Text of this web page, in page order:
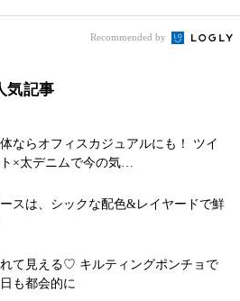
Recommended by
気記事
ならオフィスカジュアルにも！ ツイ
×太デニムで今の気…
スは、シックな配色&レイヤードで鮮
て見える♡ キルティングポンチョで
も都会的に